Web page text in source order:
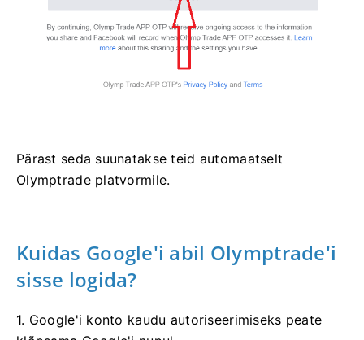
Pärast seda suunatakse teid automaatselt
Olymptrade platvormile.
Kuidas Google'i abil Olymptrade'i
sisse logida?
1. Google'i konto kaudu autoriseerimiseks peate